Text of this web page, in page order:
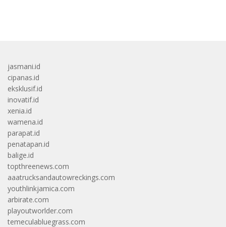
jasmani.id
cipanas.id
eksklusif.id
inovatif.id
xenia.id
wamena.id
parapat.id
penatapan.id
balige.id
topthreenews.com
aaatrucksandautowreckings.com
youthlinkjamica.com
arbirate.com
playoutworlder.com
temeculabluegrass.com